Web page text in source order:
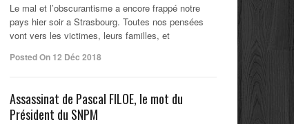
Le mal et l’obscurantisme a encore frappé notre
pays hier soir a Strasbourg. Toutes nos pensées
vont vers les victimes, leurs familles, et
Posted On 12 Déc 2018
Assassinat de Pascal FILOE, le mot du
Président du SNPM